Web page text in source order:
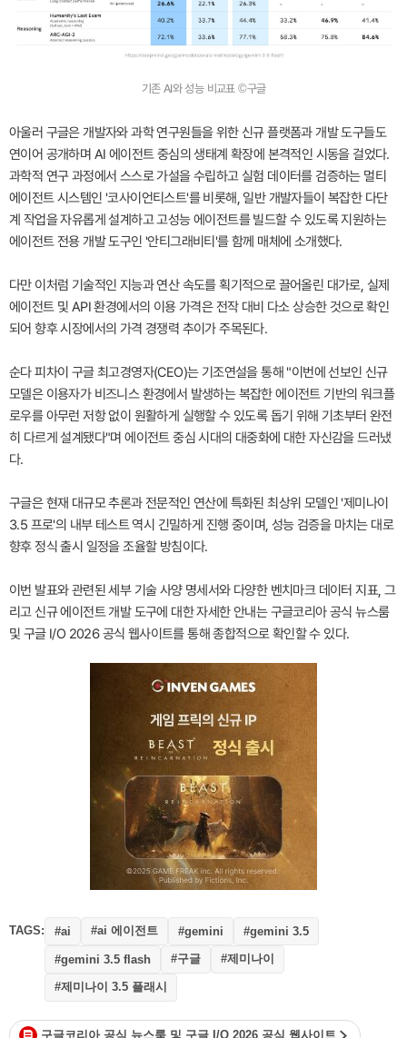
기존 AI와 성능 비교표 ©구글
아울러 구글은 개발자와 과학 연구원들을 위한 신규 플랫폼과 개발 도구들도
연이어 공개하며 AI 에이전트 중심의 생태계 확장에 본격적인 시동을 걸었다.
과학적 연구 과정에서 스스로 가설을 수립하고 실험 데이터를 검증하는 멀티
에이전트 시스템인 '코사이언티스트'를 비롯해, 일반 개발자들이 복잡한 다단
계 작업을 자유롭게 설계하고 고성능 에이전트를 빌드할 수 있도록 지원하는
에이전트 전용 개발 도구인 '안티그래비티'를 함께 매체에 소개했다.
다만 이처럼 기술적인 지능과 연산 속도를 획기적으로 끌어올린 대가로, 실제
에이전트 및 API 환경에서의 이용 가격은 전작 대비 다소 상승한 것으로 확인
되어 향후 시장에서의 가격 경쟁력 추이가 주목된다.
순다 피차이 구글 최고경영자(CEO)는 기조연설을 통해 "이번에 선보인 신규
모델은 이용자가 비즈니스 환경에서 발생하는 복잡한 에이전트 기반의 워크플
로우를 아무런 저항 없이 원활하게 실행할 수 있도록 돕기 위해 기초부터 완전
히 다르게 설계됐다"며 에이전트 중심 시대의 대중화에 대한 자신감을 드러냈
다.
구글은 현재 대규모 추론과 전문적인 연산에 특화된 최상위 모델인 '제미나이
3.5 프로'의 내부 테스트 역시 긴밀하게 진행 중이며, 성능 검증을 마치는 대로
향후 정식 출시 일정을 조율할 방침이다.
이번 발표와 관련된 세부 기술 사양 명세서와 다양한 벤치마크 데이터 지표, 그
리고 신규 에이전트 개발 도구에 대한 자세한 안내는 구글코리아 공식 뉴스룸
및 구글 I/O 2026 공식 웹사이트를 통해 종합적으로 확인할 수 있다.
TAGS: #ai #ai 에이전트 #gemini #gemini 3.5
#gemini 3.5 flash #구글 #제미나이
#제미나이 3.5 플래시
구글코리아 공식 뉴스룸 및 구글 I/O 2026 공식 웹사이트